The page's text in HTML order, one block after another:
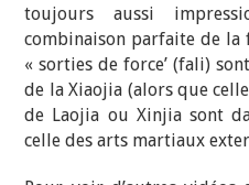
toujours aussi
combinaison parfaite de la
« sorties de force’ (fali)
de la Xiaojia (alors que
de Laojia ou Xinjia sont
celle des arts martiaux